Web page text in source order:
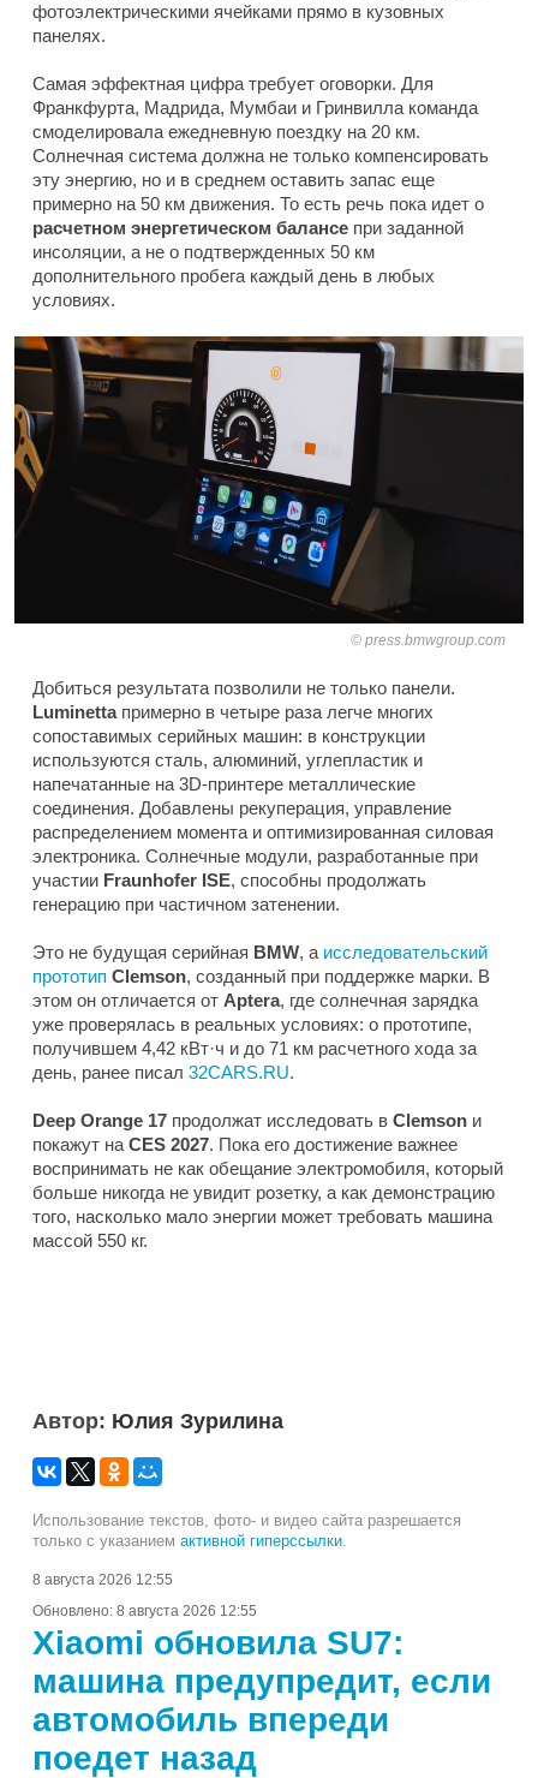
фотоэлектрическими ячейками прямо в кузовных
панелях.
Самая эффектная цифра требует оговорки. Для
Франкфурта, Мадрида, Мумбаи и Гринвилла команда
смоделировала ежедневную поездку на 20 км.
Солнечная система должна не только компенсировать
эту энергию, но и в среднем оставить запас еще
примерно на 50 км движения. То есть речь пока идет о
расчетном энергетическом балансе при заданной
инсоляции, а не о подтвержденных 50 км
дополнительного пробега каждый день в любых
условиях.
press.bmwgroup.com
Добиться результата позволили не только панели.
Luminettaпримерно в четыре раза легче многих
сопоставимых серийных машин: в конструкции
используются сталь, алюминий, углепластик и
напечатанные на 3D-принтере металлические
соединения. Добавлены рекуперация, управление
распределением момента и оптимизированная силовая
электроника. Солнечные модули, разработанные при
участии Fraunhofer ISE, способны продолжать
генерацию при частичном затенении.
Это не будущая серийная BMW, а исследовательский
прототип Clemson, созданный при поддержке марки. В
этом он отличается от Aptera, где солнечная зарядка
уже проверялась в реальных условиях: о прототипе,
получившем 4,42 кВт·ч и до 71 км расчетного хода за
день, ранее писал 32CARS.RU.
Deep Orange 17 продолжат исследовать в Clemson и
покажут на CES 2027. Пока его достижение важнее
воспринимать не как обещание электромобиля, который
больше никогда не увидит розетку, а как демонстрацию
того, насколько мало энергии может требовать машина
массой 550 кг.
Автор: Юлия Зурилина
Использование текстов, фото- и видео сайта разрешается
только с указанием активной гиперссылки
8 августа 2026 12:55
Обновлено: 8 августа 2026 12:55
Xiaomi обновила SU7:
машина предупредит, если
автомобиль впереди
поедет назад